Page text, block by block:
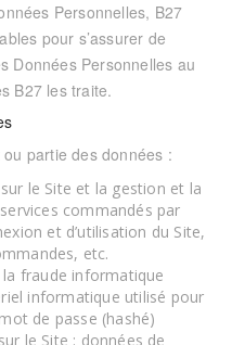
Personnelles, B27
pour s’assurer de
Données Personnelles au
B27 les traite.
partie des données :
le Site et la gestion et la
commandés par
et d’utilisation du Site,
etc.
fraude informatique
informatique utilisé pour
de passe (hashé)
le Site : données de